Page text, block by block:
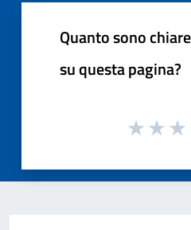
Quanto sono
su questa pagina?